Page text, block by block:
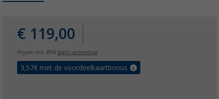
€ 119,00
Prijzen incl. BTW gratis verzending
3,57€ met de voordeelkaartbonus